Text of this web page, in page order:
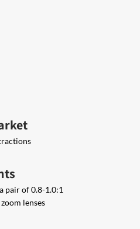
pair of 0.8-1.0:1
lenses